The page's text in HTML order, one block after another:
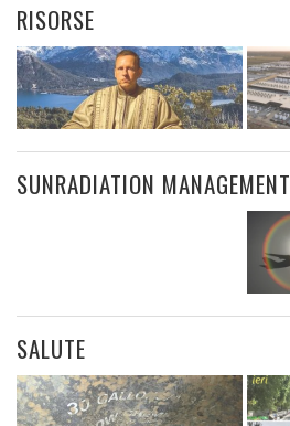
RISORSE
SUNRADIATION MANAGEMENT
SALUTE